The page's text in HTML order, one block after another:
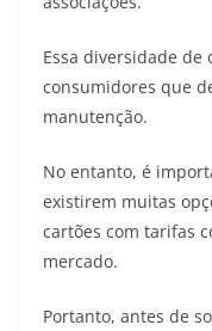
Essa diversidade de
consumidores que
manutenção.
No entanto, é
existirem muitas
cartões com tarifas
mercado.
Portanto, antes de